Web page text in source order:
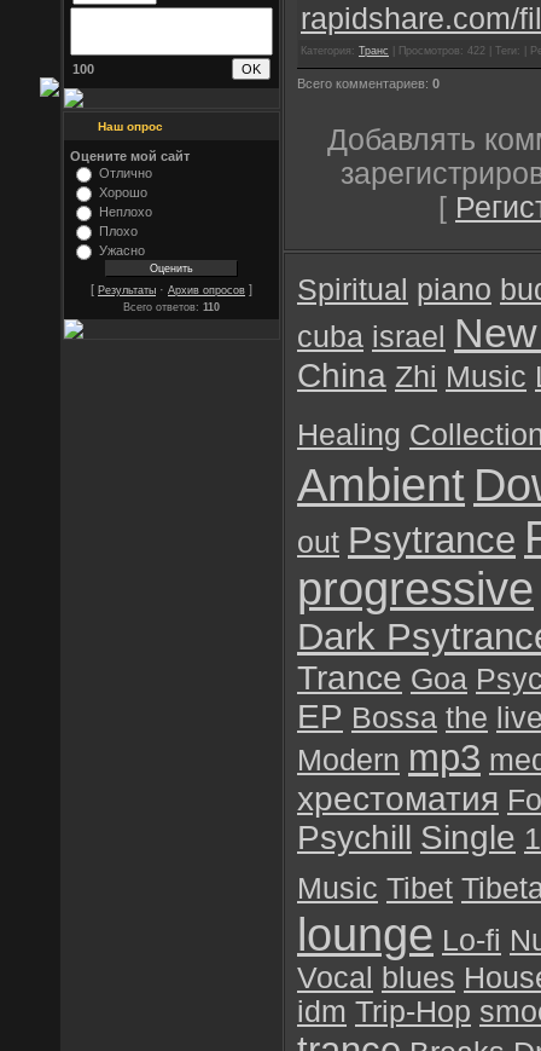
100
Наш опрос
Оцените мой сайт
Отлично
Хорошо
Неплохо
Плохо
Ужасно
[ Результаты · Архив опросов ]
Всего ответов: 110
rapidshare.com/
Категория: Транс | Просмотров: 422 | Теги: |
Всего комментариев: 0
Добавлять
[
Spiritual piano
cuba israel
China Zhi Music
Healing
Ambient
out Psytrance
progressive
Dark
Trance Goa
EP Bossa the
Modern mp3
хрестоматия
Psychill Single
Music Tibet
lounge Lo-fi
Vocal blues
idm Trip-Hop